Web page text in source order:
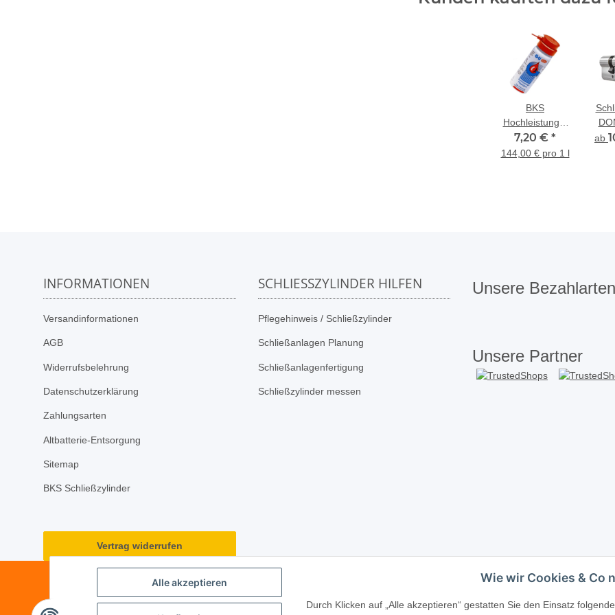
BKS
Hochleistungs-
Pflegespray
50ml
7,20 € *
144,00 € pro 1 l
ab
INFORMATIONEN
Versandinformationen
AGB
Widerrufsbelehrung
Datenschutzerklärung
Zahlungsarten
Altbatterie-Entsorgung
Sitemap
BKS Schließzylinder
SCHLIESSZYLINDER HILFEN
Pflegehinweis / Schließzylinder
Schließanlagen Planung
Schließanlagenfertigung
Schließzylinder messen
Unsere Bezahlarten
Unsere Partner
Vertrag widerrufen
Alle akzeptieren Wie wir Cookies & Co
Durch Klicken auf „Alle akzeptieren“ gestatten Sie den Einsatz